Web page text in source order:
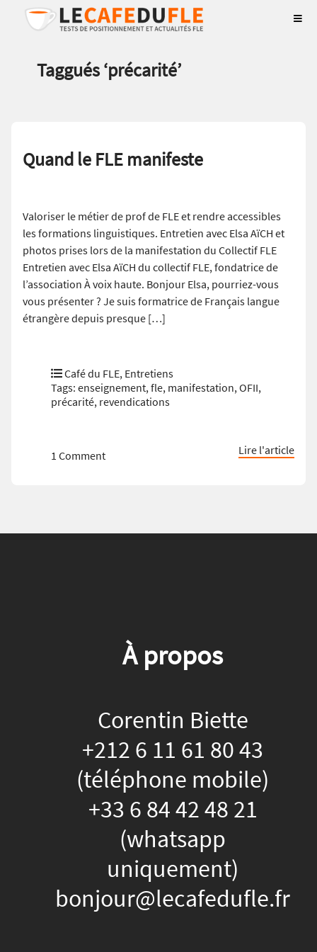
Taggués ‘précarité’
Quand le FLE manifeste
Valoriser le métier de prof de FLE et rendre accessibles
les formations linguistiques. Entretien avec Elsa AïCH et
photos prises lors de la manifestation du Collectif FLE
Entretien avec Elsa AïCH du collectif FLE, fondatrice de
l’association À voix haute. Bonjour Elsa, pourriez-vous
vous présenter ? Je suis formatrice de Français langue
étrangère depuis presque […]
Café du FLE, Entretiens
Tags: enseignement,fle, manifestation,OFII,
précarité, revendications
1 Comment Lire l'article
À propos
Corentin Biette
+212 6 11 61 80 43
(téléphone mobile)
+33 6 84 42 48 21
(whatsapp
uniquement)
bonjour@lecafedufle.fr